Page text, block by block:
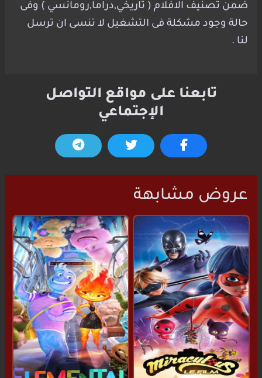
ضمن تصنيف الافلام ( تاريخي,دراما,رومانسي ) وفى
حالة وجود مشكلة فى التشغيل لا تنسى ان ترسل
لنا .
تابعنا على مواقع التواصل
الإجتماعي
عروض مشابهة